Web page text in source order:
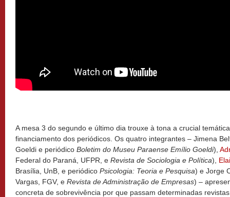
A mesa 3 do segundo e último dia trouxe à tona a crucial
financiamento dos periódicos. Os quatro integrantes – Jimena
Goeldi e periódico Boletim do Museu Paraense Emílio Goeldi),
Federal do Paraná, UFPR, e Revista de Sociologia e Política),
Brasília, UnB, e periódico Psicologia: Teoria e Pesquisa) e Jorge
Vargas, FGV, e Revista de Administração de Empresas) –
concreta de sobrevivência por que passam determinadas